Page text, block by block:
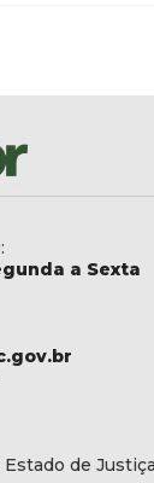
a Sexta
de